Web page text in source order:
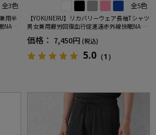
全3色
用半
全5色
【YOKUNERU】リカバリーウェア長袖Tシャツ
男女兼用疲労回復血行促進遠赤外線快眠NANO
MIX(R)【一般医療機器】SS～LLサイズ
価格： 7,450円 (税込)
5.0 （1）